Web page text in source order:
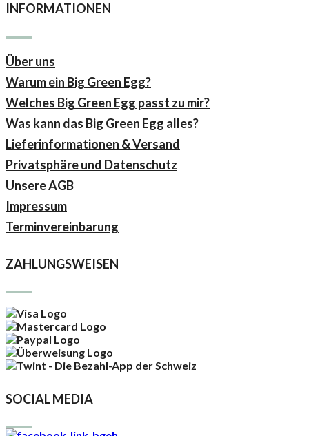
INFORMATIONEN
Über uns
Warum ein Big Green Egg?
Welches Big Green Egg passt zu mir?
Was kann das Big Green Egg alles?
Lieferinformationen & Versand
Privatsphäre und Datenschutz
Unsere AGB
Impressum
Terminvereinbarung
ZAHLUNGSWEISEN
SOCIAL MEDIA